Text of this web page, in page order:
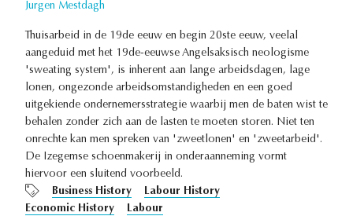
Jurgen Mestdagh
Thuisarbeid in de 19de eeuw en begin 20ste eeuw, veelal
aangeduid met het 19de-eeuwse Angelsaksisch neologisme
'sweating system', is inherent aan lange arbeidsdagen, lage
lonen, ongezonde arbeidsomstandigheden en een goed
uitgekiende ondernemersstrategie waarbij men de baten wist te
behalen zonder zich aan de lasten te moeten storen. Niet ten
onrechte kan men spreken van 'zweetlonen' en 'zweetarbeid'.
De Izegemse schoenmakerij in onderaanneming vormt
hiervoor een sluitend voorbeeld.
Business History
Labour History
Economic History
Labour